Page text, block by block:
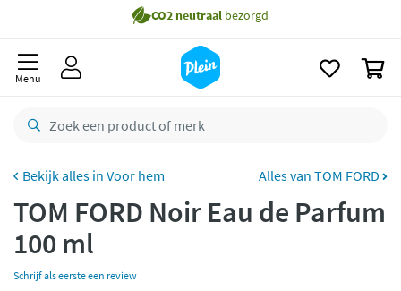
Gratisbezorging vanaf 35,- *
Bestelling uiterlijkdinsdag
Gratisretourneren
Betaal met Klarna
Menu
Voor hem Alles van TOM FORD
TOM FORD Noir Eau de Parfum
100 ml
Schrijf als eerste een review